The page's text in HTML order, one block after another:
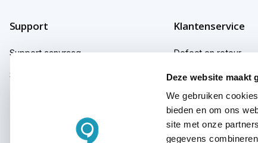
Deze website maakt
We gebruiken
bieden en om ons
site met onze
gegevens
Support
Support aanvraag
Support fabrikanten
Klantenservice
Defect en retour
Garantie
Herroepingsrecht
Klachten